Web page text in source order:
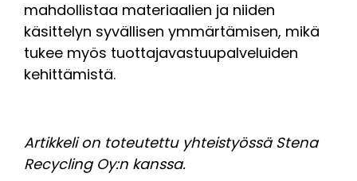
mahdollistaa materiaalien ja niiden
käsittelyn syvällisen ymmärtämisen, mikä
tukee myös tuottajavastuupalveluiden
kehittämistä.
Artikkeli on toteutettu yhteistyössä Stena
Recycling Oy:n kanssa.